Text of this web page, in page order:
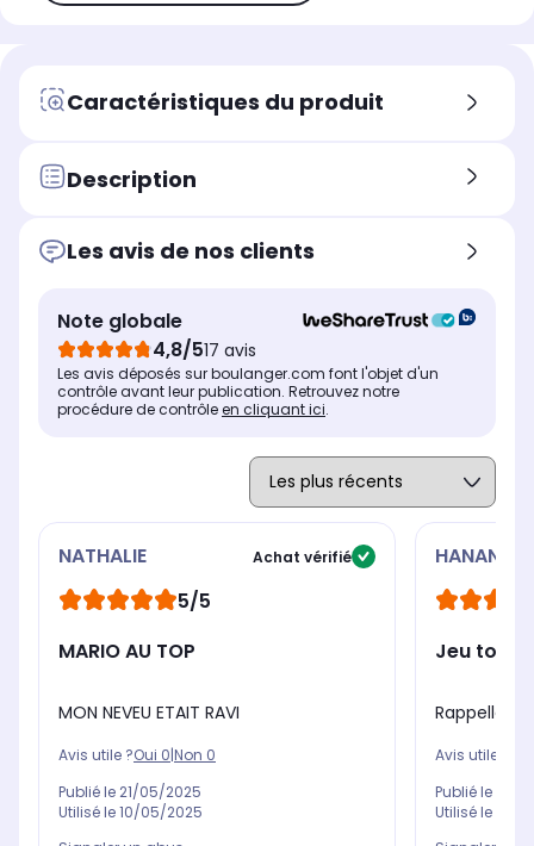
Caractéristiques du produit
Description
Les avis de nos clients
Note globale
4,8/517 avis
Les avis déposés sur boulanger.com font l'objet d'un
contrôle avant leur publication. Retrouvez notre
procédure de contrôleen cliquant ici.
NATHALIE Achat vérifié
5/5
MARIO AU TOP
MON NEVEU ETAIT RAVI
Avis utile ?Oui 0|Non 0
Publié le 21/05/2025
Utilisé le10/05/2025
HANANE
Jeu top
Rappelle
Avis utile ?
Publié le
Utilisé le